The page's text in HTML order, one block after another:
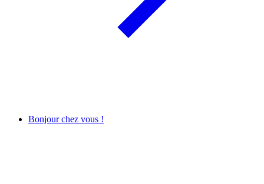
Bonjour chez vous !